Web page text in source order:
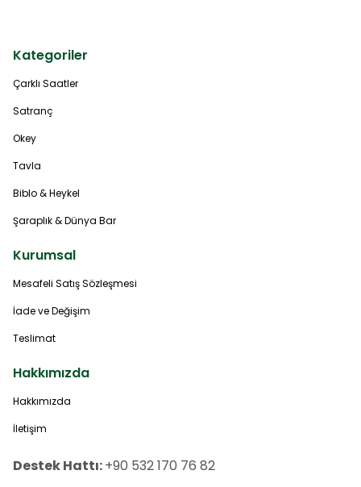
Kategoriler
Çarklı Saatler
Satranç
Okey
Tavla
Biblo & Heykel
Şaraplık & Dünya Bar
Kurumsal
Mesafeli Satış Sözleşmesi
İade ve Değişim
Teslimat
Hakkımızda
Hakkımızda
İletişim
Destek Hattı:+90 532 170 76 82